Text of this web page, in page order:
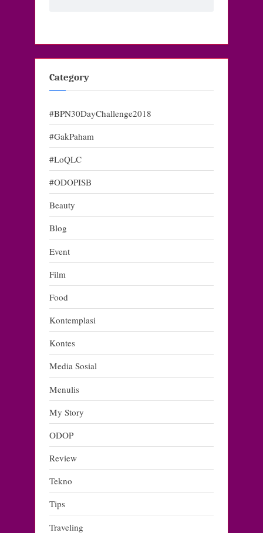
Category
#BPN30DayChallenge2018
#GakPaham
#LoQLC
#ODOPISB
Beauty
Blog
Event
Film
Food
Kontemplasi
Kontes
Media Sosial
Menulis
My Story
ODOP
Review
Tekno
Tips
Traveling